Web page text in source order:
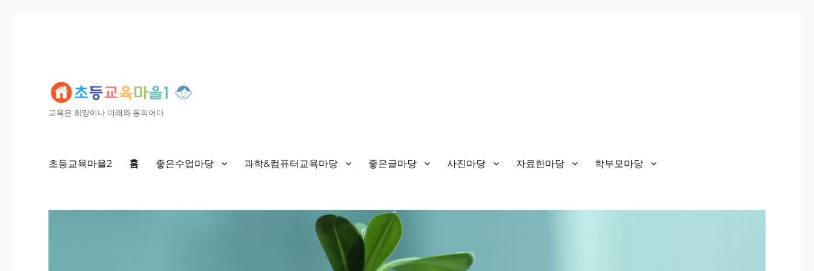
교육은 희망이나 미래와 동의어다
초등교육마을2 홈 좋은수업마당 과학&컴퓨터교육마당 좋은글마당 사진마당 자료한마당 학부모마당